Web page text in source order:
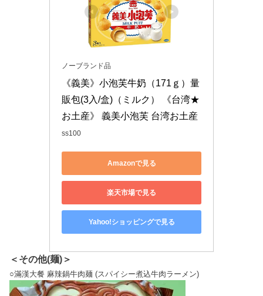
ノーブランド品
《義美》小泡芙牛奶（171ｇ）量
販包(3入/盒)（ミルク） 《台湾★
お土産》 義美小泡芙 台湾お土産
ss100
Amazonで見る
楽天市場で見る
Yahoo!ショッピングで見る
＜その他(麺)＞
○滿漢大餐 麻辣鍋牛肉麺 (スパイシー煮込牛肉ラーメン)